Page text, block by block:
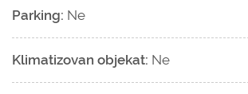
Parking: Ne
Klimatizovan objekat: Ne